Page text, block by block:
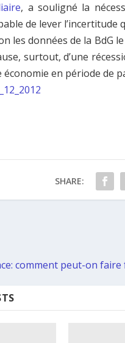
, a souligné la
de lever
les données de la BdG
surtout, d’une
en période de
SHARE:
comment peut-on faire